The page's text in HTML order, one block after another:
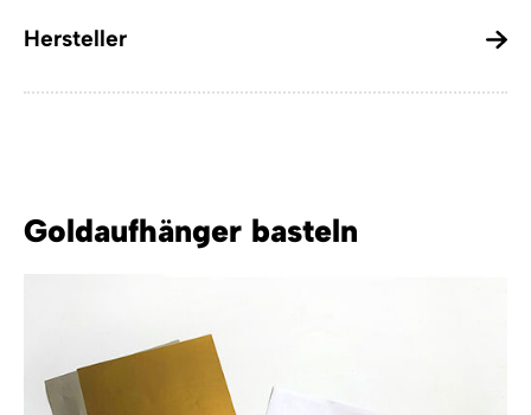
Hersteller
Goldaufhänger basteln